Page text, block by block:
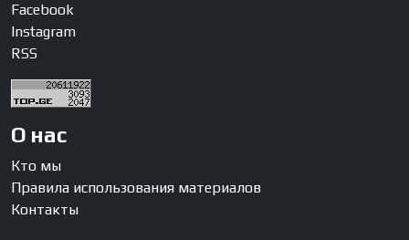
Facebook
Instagram
RSS
О нас
Кто мы
Правила использования материалов
Контакты